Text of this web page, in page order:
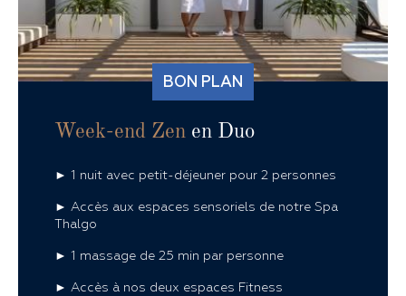
Week-end Zen en Duo
► 1 nuit avec petit-déjeuner pour 2 personnes
► Accès aux espaces sensoriels de notre Spa
Thalgo
► 1 massage de 25 min par personne
► Accès à nos deux espaces Fitness
BON PLAN